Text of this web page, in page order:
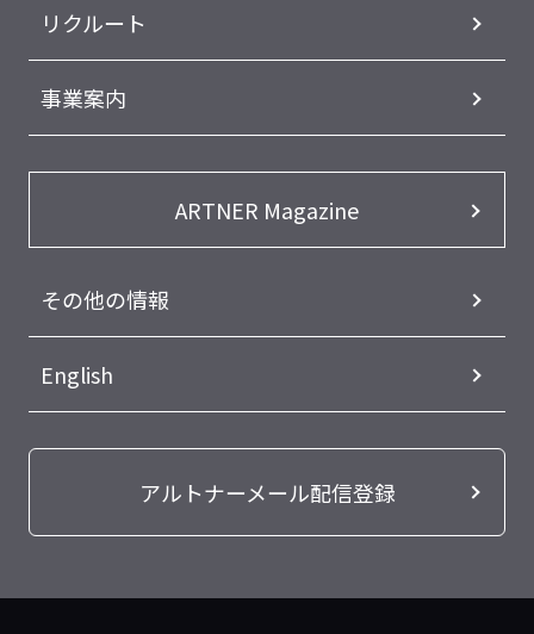
リクルート
事業案内
ARTNER Magazine
その他の情報
English
アルトナーメール配信登録